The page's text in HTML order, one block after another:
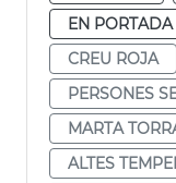
EN
CREU ROJA
PERSONES
MARTA
ALTES